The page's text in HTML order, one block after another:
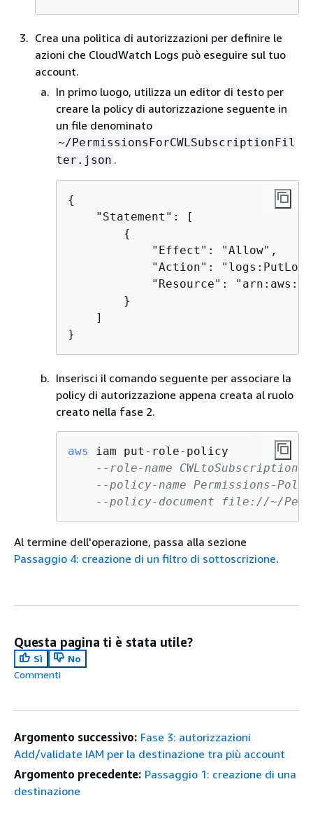
Crea una politica di autorizzazioni per definire le
azioni che CloudWatch Logs può eseguire sul tuo
account.
In primo luogo, utilizza un editor di testo per
creare la policy di autorizzazione seguente in
un file denominato
~/PermissionsForCWLSubscriptionFil
ter.json .
{
    "Statement": [
{
            "Effect": "Allow",
"Action":
"Resource":
        }
    ]
}
Inserisci il comando seguente per associare la
policy di autorizzazione appena creata al ruolo
creato nella fase 2.
aws
iam put-role-policy
--role-name
--policy-name Permissions-
--policy-document file://~/
Al termine dell'operazione, passa alla sezione
Passaggio 4: creazione di un filtro di sottoscrizione.
Questa pagina ti è stata utile?
Sì
No
Commenti
Argomento successivo: Fase 3: autorizzazioni
Add/validate IAM per la destinazione tra più account
Argomento precedente: Passaggio 1: creazione di una
destinazione